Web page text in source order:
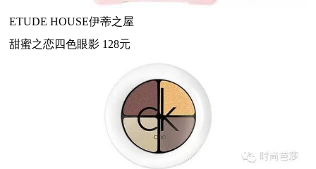
ETUDE HOUSE伊蒂之屋
甜蜜之恋四色眼影 128元